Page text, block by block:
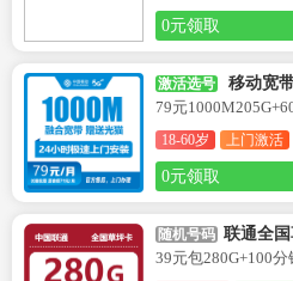
0元领取
激活选号
移动宽
79元
18-60岁 上门激活
0元领取
随机号码 联通全
39元包280G+100分